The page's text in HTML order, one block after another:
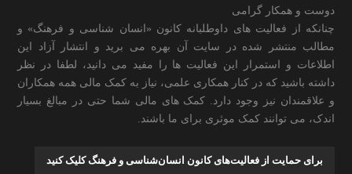
دوست و همکار گرامی
چنانکه از فعالیت های داوطلبانه کانون «انسان شناسی و فرهنگ» و
مطالب منتشر شده در سایت آن بهره می برید و انتشار آزاد این
اطلاعات و استمرار این فعالیت ها را مفید می دانید، لطفا در نظر
داشته باشید که در کنار همکاری علمی، نیاز به کمک مالی همه همکاران
و علاقمندان نیز وجود دارد. کمک های مالی شما حتی در مبالغ بسیار
اندک، می توانند کمک موثری برای ما باشند.
برای حمایت از فعالیت‌های کانون انسان‌شناسی و فرهنگ کلیک کنید